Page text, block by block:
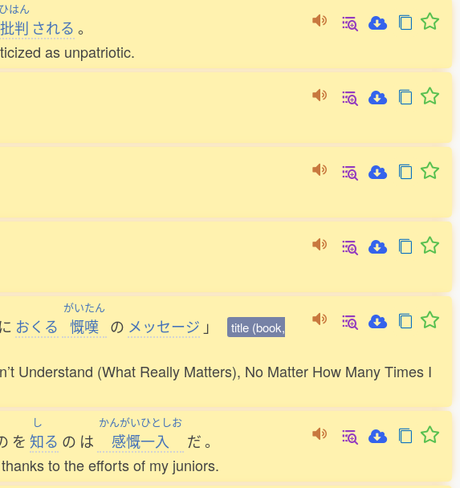
ひはん
批判 される 。
as unpatriotic.
に おくる
がいたん
慨嘆 の メッセージ 」
title (book,
Understand (What Really Matters), No Matter How Many Times I
を
し
知る の は
かんがいひとしお
感慨一入 だ。
to the efforts of my juniors.